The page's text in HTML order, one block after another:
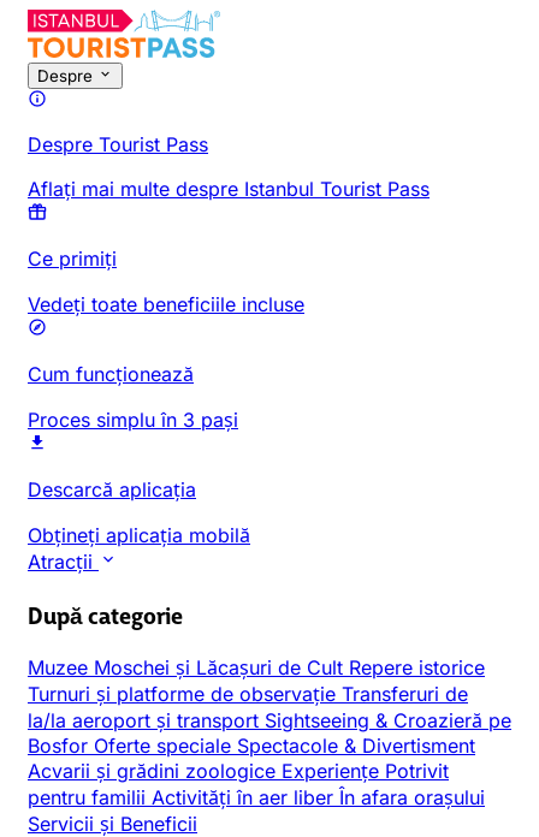
Despre
Despre Tourist Pass
Aflați mai multe despre Istanbul Tourist Pass
Ce primiți
Vedeți toate beneficiile incluse
Cum funcționează
Proces simplu în 3 pași
Descarcă aplicația
Obțineți aplicația mobilă
Atracții
După categorie
Muzee Moschei și Lăcașuri de Cult Repere istorice
Turnuri și platforme de observație Transferuri de
la/la aeroport și transport Sightseeing & Croazieră pe
Bosfor Oferte speciale Spectacole & Divertisment
Acvarii și grădini zoologice Experiențe Potrivit
pentru familii Activități în aer liberÎn afara orașului
Servicii și Beneficii